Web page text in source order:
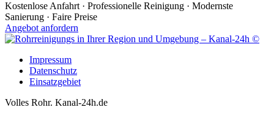
Kostenlose Anfahrt · Professionelle Reinigung · Modernste
Sanierung · Faire Preise
Angebot anfordern
Impressum
Datenschutz
Einsatzgebiet
Volles Rohr. Kanal-24h.de